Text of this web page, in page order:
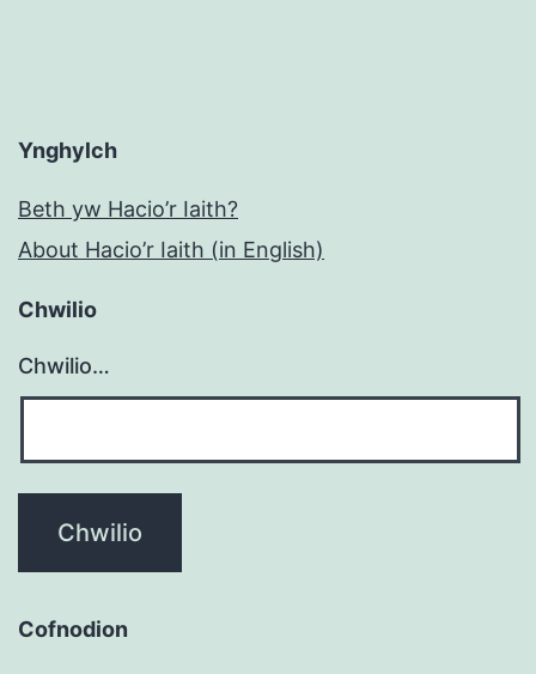
Ynghylch
Beth yw Hacio’r Iaith?
About Hacio’r Iaith (in English)
Chwilio
Chwilio…
Cofnodion